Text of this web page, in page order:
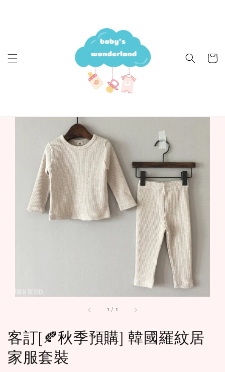
1 / 1
客訂[🍂秋季預購] 韓國羅紋居
家服套裝